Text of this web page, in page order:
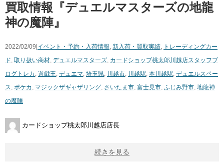
買取情報『デュエルマスターズの地龍
神の魔陣』
2022/02/09| イベント・予約・入荷情報, 新入荷・買取実績, トレーディングカー
ド, 取り扱い商材, デュエルマスターズ, カードショップ桃太郎川越店スタッフブ
ログ トレカ , 遊戯王, デュエマ, 埼玉県, 川越市, 川越駅, 本川越駅, デュエルスペー
ス, ポケカ , マジックザギャザリング, さいたま市, 富士見市, ふじみ野市, 地龍神
の魔陣
カードショップ桃太郎川越店店長
続きを見る